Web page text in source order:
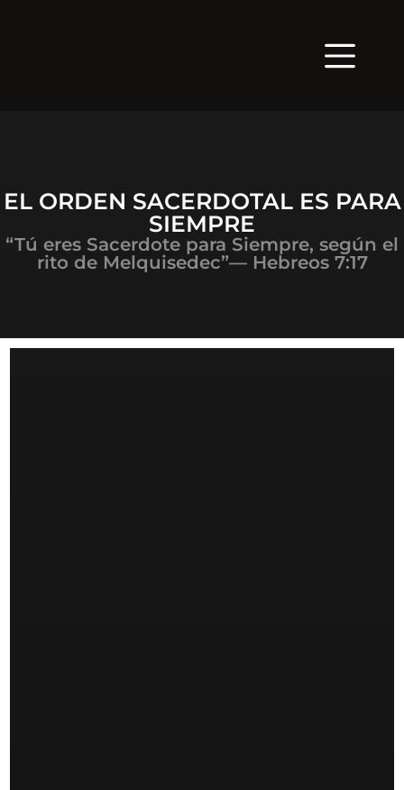
EL ORDEN SACERDOTAL ES PARA
SIEMPRE
“Tú eres Sacerdote para Siempre, según el
rito de Melquisedec”— Hebreos 7:17